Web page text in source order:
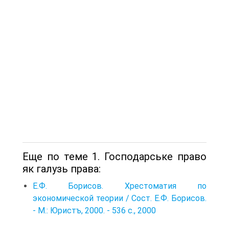
Еще по теме 1. Господарське право
як галузь права:
Е.Ф. Борисов. Хрестоматия по
экономической теории / Сост. Е.Ф. Борисов.
- М.: Юристъ, 2000. - 536 с., 2000